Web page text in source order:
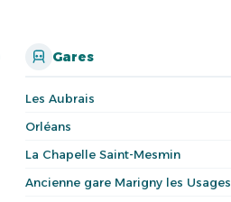
Gares
Les Aubrais
Orléans
La Chapelle Saint-Mesmin
Ancienne gare Marigny les Usages